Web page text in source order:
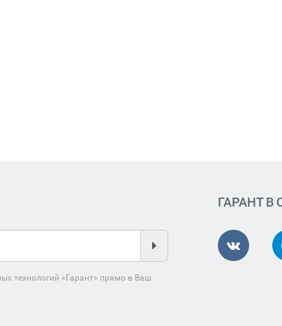
технологий «Гарант» прямо в Ваш
ГАРАНТ В